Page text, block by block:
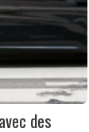
des